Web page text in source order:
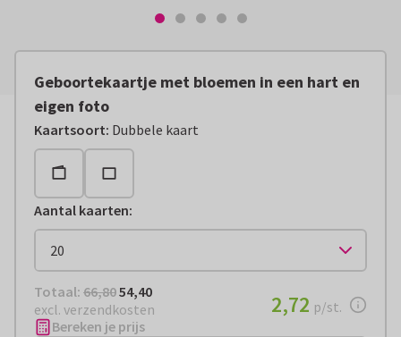
Geboortekaartje met bloemen in een hart en
eigen foto
Kaartsoort: Dubbele kaart
Aantal kaarten:
Totaal: € 54,40
Totaal: 66,8054,40
excl. verzendkosten
€ 2,72per stuk
2,72 p/st.
Bereken je prijs